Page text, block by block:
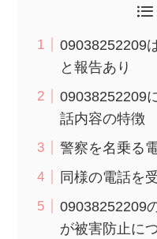
09038252209
と報告あり
09038252209
話内容の特徴
警察を名乗る
同様の電話を
09038252209
が被害防止に